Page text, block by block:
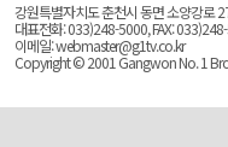
강원특별자치도 춘천시 동면 소양강로
대표전화: 033)248-5000, FAX:
이메일: webmaster@g1tv.co.kr
Copyright © 2001 Gangwon No. 1